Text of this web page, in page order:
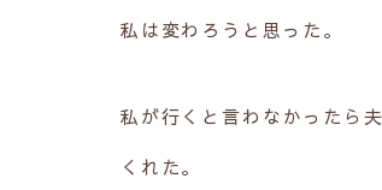
私は変わろうと思った。
私が行くと言わなかったら
くれた。